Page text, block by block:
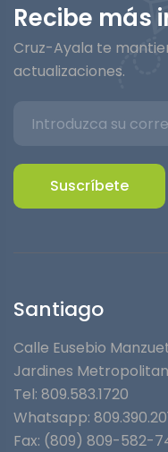
Recibe más
Cruz-Ayala te
actualizaciones.
Suscríbete
Santiago
Calle Eusebio
Jardines
Tel: 809.583.1720
Whatsapp:
Fax: (809) 809-582-